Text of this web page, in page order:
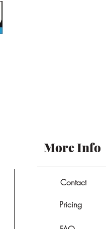
More Info
Contact
Pricing